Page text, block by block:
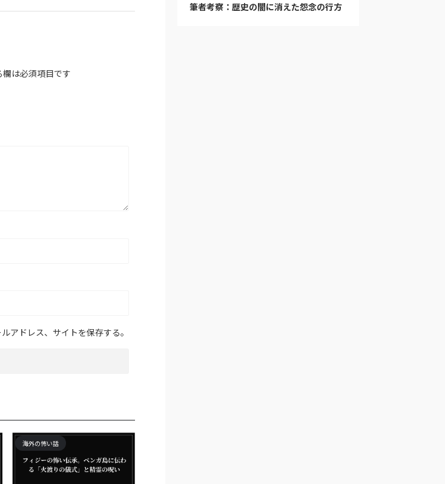
は必須項目です
アドレス、サイトを保存する。
海外の怖い話
筆者考察：歴史の闇に消えた怨念の行方